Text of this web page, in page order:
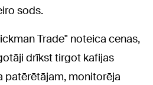
sods.
Trade" noteica cenas,
drīkst tirgot kafijas
patērētājam, monitorēja